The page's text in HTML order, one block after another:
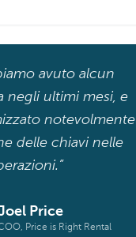
avuto alcun
negli ultimi mesi, e
notevolmente
delle chiavi nelle
Price
Price is Right Rental